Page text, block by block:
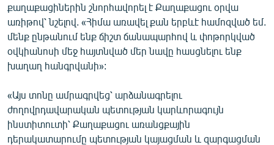
ԱՐԽԻՎ
ՏԵՍԱՆՅՈՒԹԵՐ
ԲԱՆԱՎԵՃ
ՓՈԴՔԱՍԹ
Հայերեն
քաղաքացիներին շնորհավորել է Քաղաքացու օրվա
առիթով՝ նշելով. «Հիմա առավել քան երբևէ համոզված եմ.
մենք ընթանում ենք ճիշտ ճանապարհով և փոթորկված
օվկիանոսի մեջ հայտնված մեր նավը հասցնելու ենք
խաղաղ հանգրվանի»:
«Այս տոնը ամրագրվեց՝ արձանագրելու
ժողովրդավարական պետության կարևորագույն
ինստիտուտի՝ Քաղաքացու առանցքային
դերակատարումը պետության կայացման և զարգացման